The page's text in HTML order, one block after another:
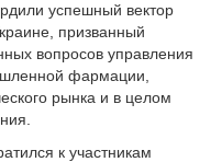
успешный вектор
призванный
вопросов управления
фармации,
рынка и в целом
к участникам